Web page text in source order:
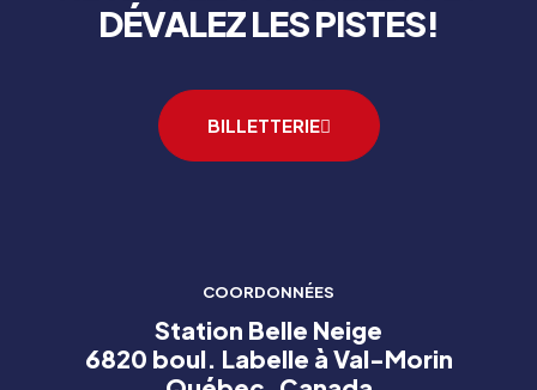
DÉVALEZ LES PISTES!
BILLETTERIE
COORDONNÉES
Station Belle Neige
6820 boul. Labelle à Val-Morin